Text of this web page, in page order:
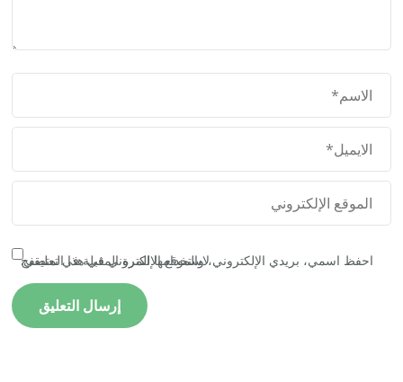
احفظ اسمي، بريدي الإلكتروني، والموقع الإلكتروني في هذا المتصفح لاستخدامها المرة المقبلة في تعليقي.